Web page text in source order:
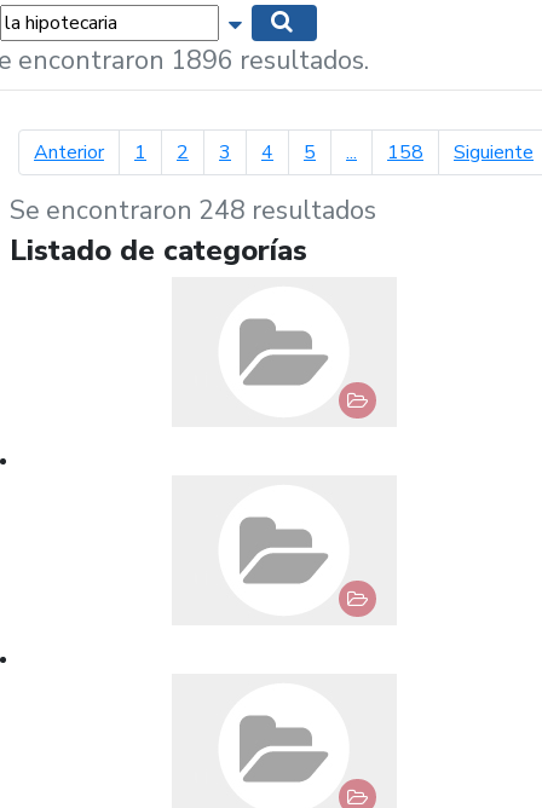
Mostrar opciones de búsqueda
encontraron 1896 resultados.
Anteriorpágina anterior
1 2 3 4 5 ... 158 Siguiente
Se encontraron 248 resultados
Listado de categorías